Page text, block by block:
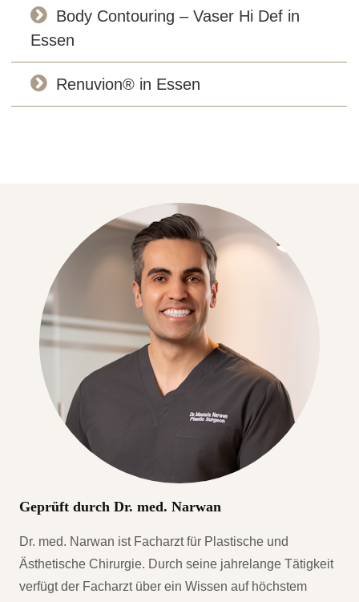
Body Contouring – Vaser Hi Def in
Essen
Renuvion® in Essen
Geprüft durch Dr. med. Narwan
Dr. med. Narwan ist Facharzt für Plastische und
Ästhetische Chirurgie. Durch seine jahrelange Tätigkeit
verfügt der Facharzt über ein Wissen auf höchstem